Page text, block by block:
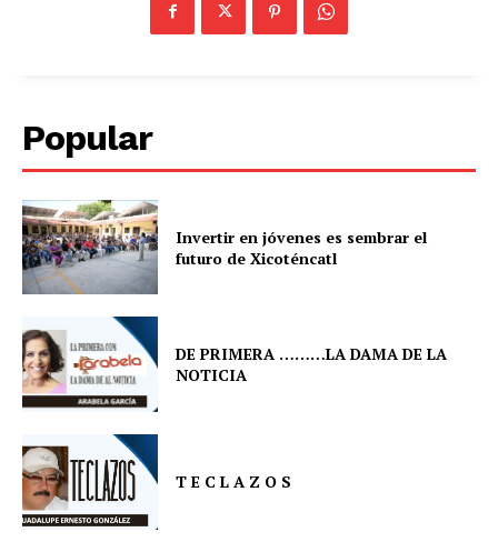
Popular
Invertir en jóvenes es sembrar el
futuro de Xicoténcatl
DE PRIMERA ………LA DAMA DE LA
NOTICIA
T E C L A Z O S